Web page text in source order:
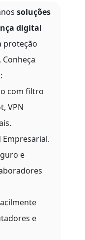
soluções
digital
proteção
com filtro
VPN
Empresarial.
e
e